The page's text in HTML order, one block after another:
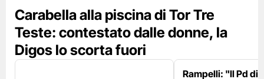
Carabella alla piscina di Tor Tre
Teste: contestato dalle donne, la
Digos lo scorta fuori
Rampelli: "Il Pd